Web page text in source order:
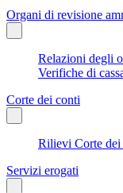
Organi di revisione
Relazioni degli
Verifiche di
Corte dei conti
Rilievi Corte dei
Servizi erogati